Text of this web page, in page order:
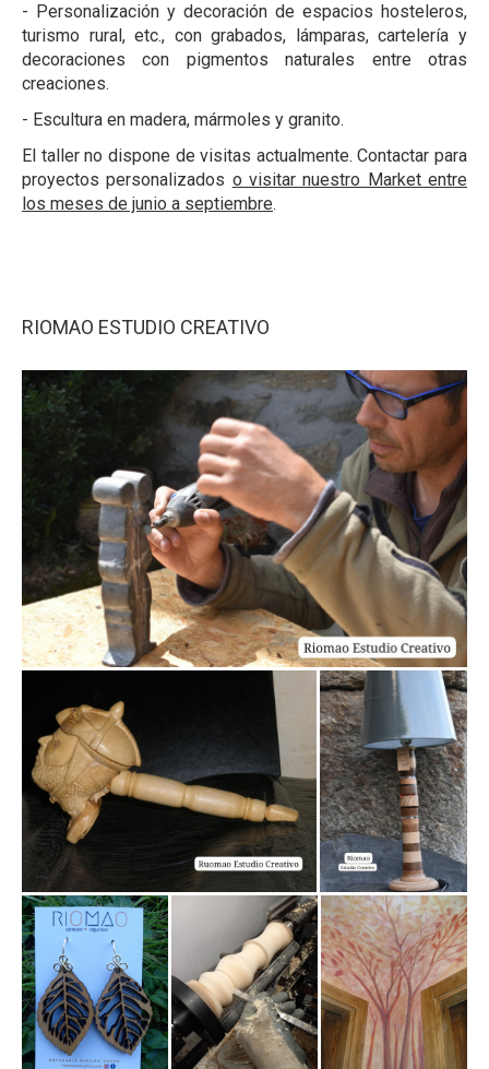
- Personalización y decoración de espacios hosteleros,
turismo rural, etc., con grabados, lámparas, cartelería y
decoraciones con pigmentos naturales entre otras
creaciones.
- Escultura en madera, mármoles y granito.
El taller no dispone de visitas actualmente. Contactar para
proyectos personalizados o visitar nuestro Market entre
los meses de junio a septiembre.
RIOMAO ESTUDIO CREATIVO